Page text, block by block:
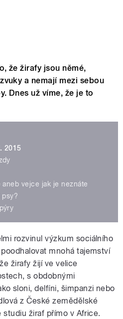
že žirafy jsou němé,
a nemají mezi sebou
Dnes už víme, že je to
2015
vejce jak je neznáte
rozvinul výzkum sociálního
mnohá tajemství
žirafy žijí ve velice
s obdobnými
sloni, delfíni, šimpanzi nebo
z České zemědělské
studiu žiraf přímo v Africe.